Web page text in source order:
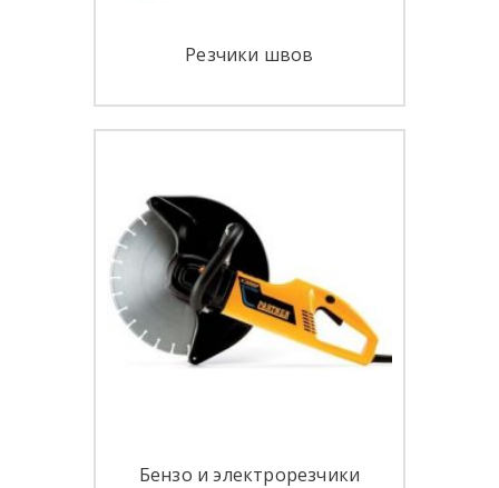
Резчики швов
Бензо и электрорезчики